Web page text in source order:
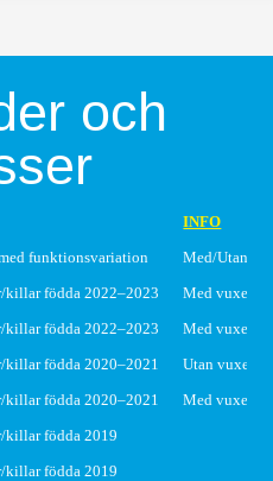
och
INFO
funktionsvariation
Med/Utan
födda 2022–2023
Med vuxen
födda 2022–2023
Med vuxen
födda 2020–2021
Utan vuxen
födda 2020–2021
Med vuxen
födda 2019
födda 2019